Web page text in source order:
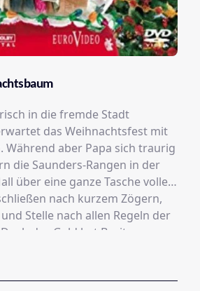
in die fremde Stadt
das Weihnachtsfest mit
Während aber Papa sich traurig
die Saunders-Rangen in der
über eine ganze Tasche voller
nach kurzem Zögern,
Stelle nach allen Regeln der
das Geld hat Besitzer, wenn
zurück zu bekommen. Und
sich für die Vorgänge zu